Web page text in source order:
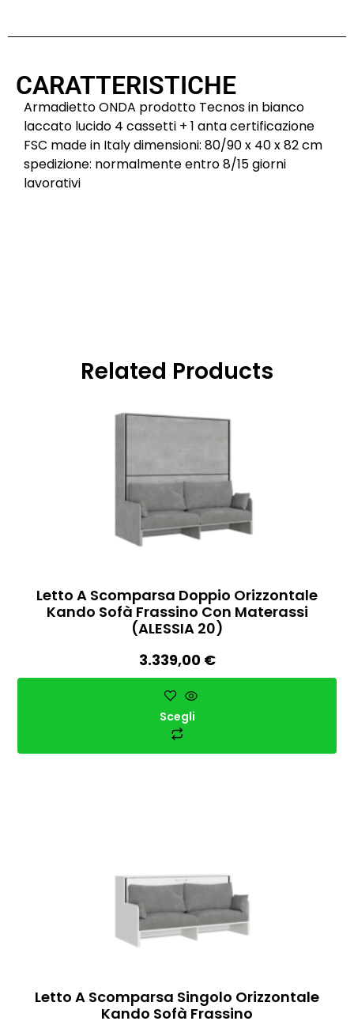
CARATTERISTICHE
Armadietto ONDA prodotto Tecnos in bianco
laccato lucido 4 cassetti + 1 anta certificazione
FSC made in Italy dimensioni: 80/90 x 40 x 82 cm
spedizione: normalmente entro 8/15 giorni
lavorativi
Related Products
Letto A Scomparsa Doppio Orizzontale
Kando Sofà Frassino Con Materassi
(ALESSIA 20)
3.339,00 €
Scegli
Letto A Scomparsa Singolo Orizzontale
Kando Sofà Frassino